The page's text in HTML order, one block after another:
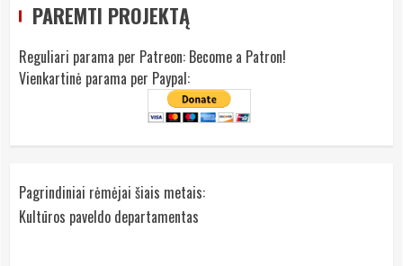
PAREMTI PROJEKTĄ
Reguliari parama per Patreon: Become a Patron!
Vienkartinė parama per Paypal:
Pagrindiniai rėmėjai šiais metais:
Kultūros paveldo departamentas